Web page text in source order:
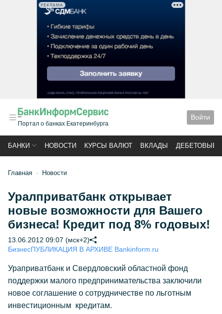
РЕКЛАМА
Портал о банках Екатеринбурга
Войти
БАНКИ НОВОСТИ КУРСЫ ВАЛЮТ ВКЛАДЫ ДЕБЕТОВЫЕ
Главная Новости
Уралприватбанк открывает
новые возможности для Вашего
бизнеса! Кредит под 8% годовых!
13.06.2012 09:07 (мск+2)
БизнесПУБЛИКАЦИЯ В АРХИВЕ Bankinform.ru
Ураприватбанк и Свердловский областной фонд
поддержки малого предпринимательства заключили
новое соглашение о сотрудничестве по льготным
инвестиционным кредитам.